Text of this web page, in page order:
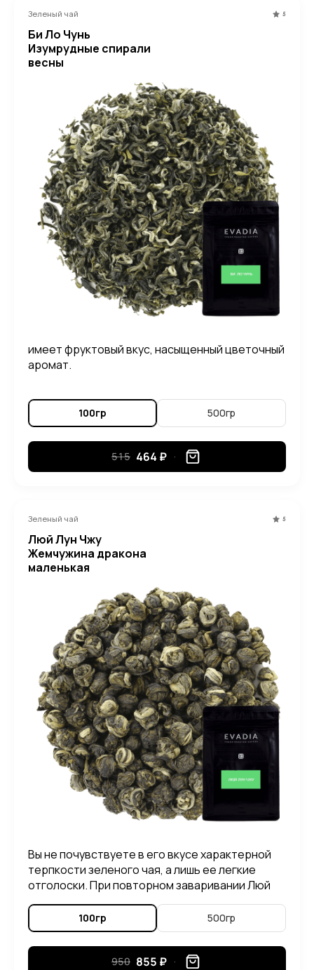
Зеленый чай 5
Би Ло Чунь
Изумрудные спирали
весны
имеет фруктовый вкус, насыщенный цветочный
аромат.
100гр 500гр
515 464 ₽
Зеленый чай 5
Люй Лун Чжу
Жемчужина дракона
маленькая
Вы не почувствуете в его вкусе характерной
терпкости зеленого чая, а лишь ее легкие
отголоски. При повторном заваривании Люй
Лун Чжу, можно ощутить в его вкусе приятные
нотки злаковых растений.
100гр 500гр
950 855 ₽